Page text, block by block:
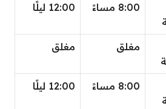
8:00 مساءً 12:00 ليلًا
مغلق مغلق
8:00 مساءً 12:00 ليلًا